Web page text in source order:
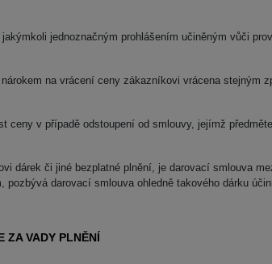
jednoznačným prohlášením učiněným vůči
na vrácení ceny zákazníkovi vrácena stejným
ceny v případě odstoupení od smlouvy, jejímž
dárek či jiné bezplatné plnění, je darovací smlouva
darovací smlouva ohledně takového dárku
ZA VADY PLNĚNÍ